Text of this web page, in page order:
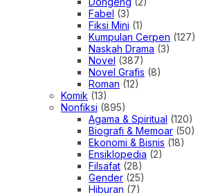
Fabel (3)
Fiksi Mini (1)
Kumpulan Cerpen (127)
Naskah Drama (3)
Novel (387)
Novel Grafis (8)
Roman (12)
Komik (13)
Nonfiksi (895)
Agama & Spiritual (120)
Biografi & Memoar (50)
Ekonomi & Bisnis (18)
Ensiklopedia (2)
Filsafat (28)
Gender (25)
Hiburan (7)